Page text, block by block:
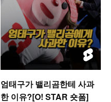
엄태구가 밸리곰한테 사과
한 이유?[O! STAR 숏폼]